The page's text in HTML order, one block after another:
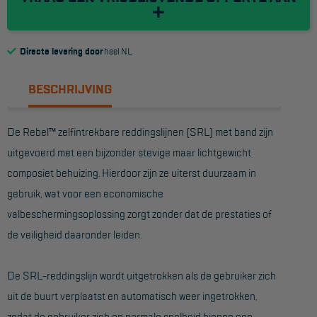
CombiDeals
MAATWERK
VERHUUR
Rolsteigers
Directe levering doorheel NL
BESCHRIJVING
De Rebel™ zelfintrekbare reddingslijnen (SRL) met band zijn
uitgevoerd met een bijzonder stevige maar lichtgewicht
composiet behuizing. Hierdoor zijn ze uiterst duurzaam in
gebruik, wat voor een economische
valbeschermingsoplossing zorgt zonder dat de prestaties of
de veiligheid daaronder leiden.
De SRL-reddingslijn wordt uitgetrokken als de gebruiker zich
uit de buurt verplaatst en automatisch weer ingetrokken,